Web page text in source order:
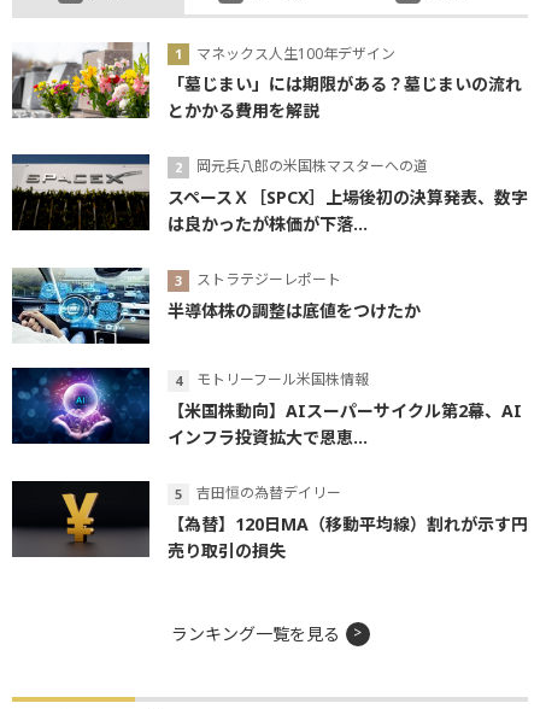
マネックス人生100年デザイン
「墓じまい」には期限がある？墓じまいの流れ
とかかる費用を解説
岡元兵八郎の米国株マスターへの道
スペースＸ［SPCX］上場後初の決算発表、数字
は良かったが株価が下落...
ストラテジーレポート
半導体株の調整は底値をつけたか
モトリーフール米国株情報
【米国株動向】AIスーパーサイクル第2幕、AI
インフラ投資拡大で恩恵...
吉田恒の為替デイリー
【為替】120日MA（移動平均線）割れが示す円
売り取引の損失
ランキング一覧を見る